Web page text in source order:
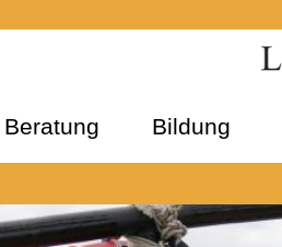
Beratung Bildung